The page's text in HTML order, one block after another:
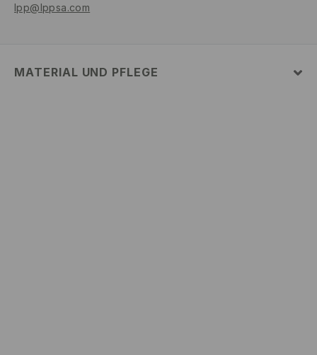
lpp@lppsa.com
MATERIAL UND PFLEGE